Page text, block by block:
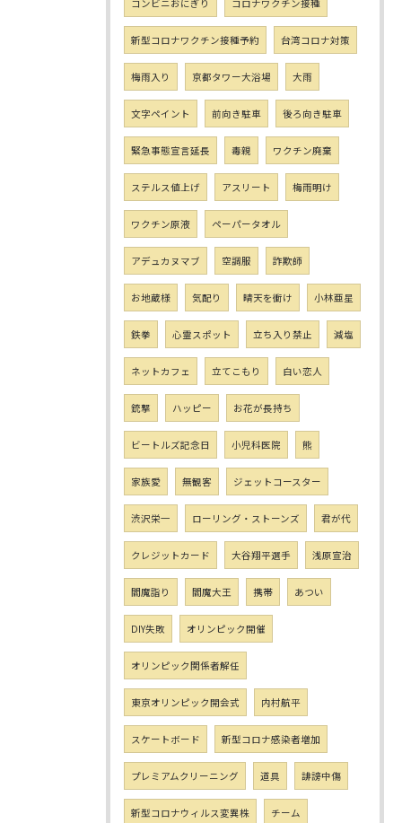
コンビニおにぎり コロナワクチン接種
新型コロナワクチン接種予約 台湾コロナ対策
梅雨入り 京都タワー大浴場 大雨
文字ペイント 前向き駐車 後ろ向き駐車
緊急事態宣言延長 毒親 ワクチン廃棄
ステルス値上げ アスリート 梅雨明け
ワクチン原液 ペーパータオル
アデュカヌマブ 空調服 詐欺師
お地蔵様 気配り 晴天を衝け 小林亜星
鉄拳 心霊スポット 立ち入り禁止 減塩
ネットカフェ 立てこもり 白い恋人
銃撃 ハッピー お花が長持ち
ビートルズ記念日 小児科医院 熊
家族愛 無観客 ジェットコースター
渋沢栄一 ローリング・ストーンズ 君が代
クレジットカード 大谷翔平選手 浅原宣治
閻魔詣り 閻魔大王 携帯 あつい
DIY失敗 オリンピック開催
オリンピック関係者解任
東京オリンピック開会式 内村航平
スケートボード 新型コロナ感染者増加
プレミアムクリーニング 道具 誹謗中傷
新型コロナウィルス変異株 チーム